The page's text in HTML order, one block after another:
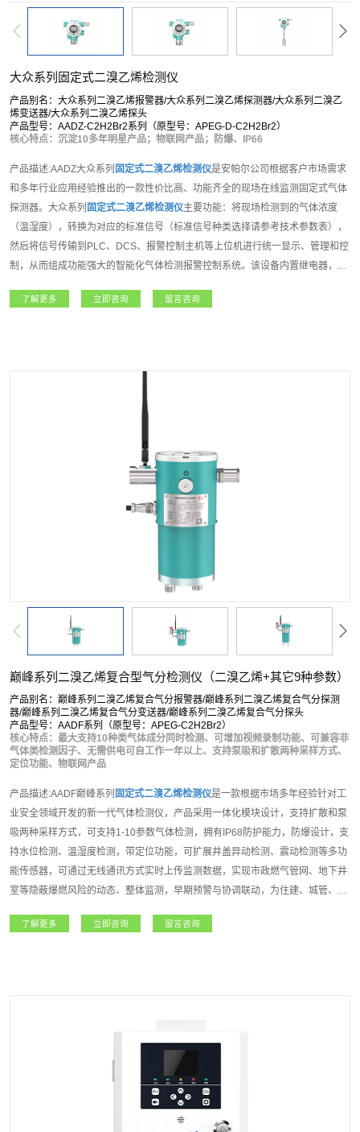
大众系列固定式二溴乙烯检测仪
产品别名：大众系列二溴乙烯报警器/大众系列二溴乙烯探测器/大众系列二溴乙
烯变送器/大众系列二溴乙烯探头
产品型号：AADZ-C2H2Br2系列（原型号：APEG-D-C2H2Br2）
核心特点：沉淀10多年明星产品；物联网产品；防爆、IP66
产品描述:AADZ大众系列 固定式二溴乙烯检测仪是安帕尔公司根据客户市场需求
和多年行业应用经验推出的一款性价比高、功能齐全的现场在线监测固定式气体
探测器。大众系列 固定式二溴乙烯检测仪主要功能：将现场检测到的气体浓度
（温湿度），转换为对应的标准信号（标准信号种类选择请参考技术参数表），
然后将信号传输到PLC、DCS、报警控制主机等上位机进行统一显示、管理和控
制，从而组成功能强大的智能化气体检测报警控制系统。该设备内置继电器，可
现远程监测、远程设置报警值和远程标定等功能；大众系列
了解更多 立即咨询 留言咨询
巅峰系列二溴乙烯复合型气分检测仪（二溴乙烯+其它9种参数）
产品别名：巅峰系列二溴乙烯复合气分报警器/巅峰系列二溴乙烯复合气分探测
器/巅峰系列二溴乙烯复合气分变送器/巅峰系列二溴乙烯复合气分探头
产品型号：AADF系列（原型号：APEG-C2H2Br2）
核心特点：最大支持10种类气体成分同时检测、可增加视频录制功能、可兼容非
气体类检测因子、无需供电可自工作一年以上、支持泵吸和扩散两种采样方式、
定位功能、物联网产品
产品描述:AADF巅峰系列 固定式二溴乙烯检测仪是一款根据市场多年经验针对工
业安全领域开发的新一代气体检测仪，产品采用一体化模块设计，支持扩散和泵
吸两种采样方式，可支持1-10参数气体检测，拥有IP68防护能力，防爆设计，支
持水位检测、温湿度检测，带定位功能，可扩展井盖异动检测、震动检测等多功
能传感器，可通过无线通讯方式实时上传监测数据，实现市政燃气管网、地下井
室等隐蔽爆燃风险的动态、整体监测，早期预警与协调联动，为住建、城管、应
燃气安全运行的精细化管理。
了解更多 立即咨询 留言咨询